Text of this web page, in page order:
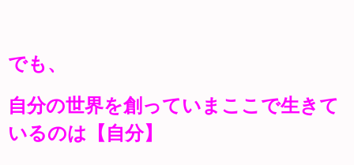
でも、
自分の世界を創っていまここで生きて
いるのは【自分】